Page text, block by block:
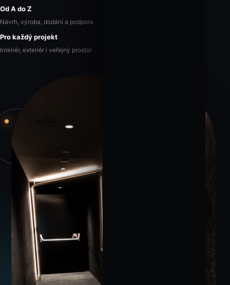
Od A do Z
Návrh, výroba, dodání a podpora
Pro každý projekt
Interiér, exteriér i veřejný prostor